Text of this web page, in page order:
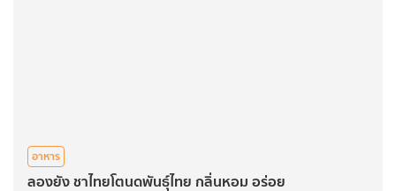
อาหาร
ลองยัง ชาไทยโตนดพันธุ์ไทย กลิ่นหอม อร่อย